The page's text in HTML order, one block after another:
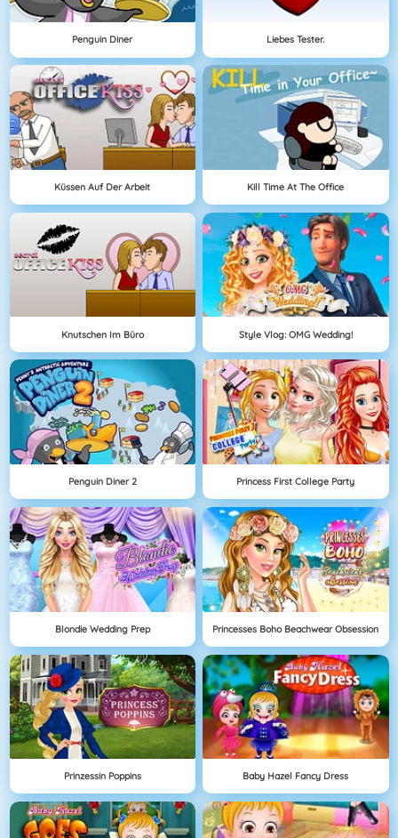
Penguin Diner Liebes Tester.
Küssen Auf Der Arbeit Kill Time At The Office
Knutschen Im Büro Style Vlog: OMG Wedding!
Penguin Diner 2 Princess First College Party
Blondie Wedding Prep Princesses Boho Beachwear Obsession
Prinzessin Poppins Baby Hazel Fancy Dress